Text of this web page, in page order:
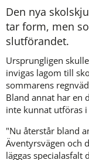
Den nya
tar form, men
slutförandet.
Ursprungligen
invigas lagom till
sommarens
Bland annat har en
inte kunnat utföras
"Nu återstår bland
Äventyrsvägen och
läggas specialasfalt